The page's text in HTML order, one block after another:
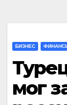
БИЗНЕС
мог